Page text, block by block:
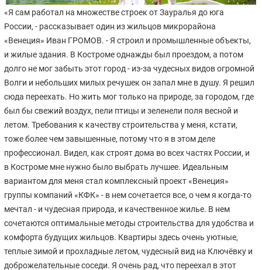
«Я сам работал на множестве строек от Зауралья до юга
России, - рассказывает один из жильцов микрорайона
«Венеция» Иван ГРОМОВ. - Я строил и промышленные объекты,
и жилые здания. В Костроме однажды был проездом, а потом
долго не мог забыть этот город - из-за чудесных видов огромной
Волги и небольших милых речушек он запал мне в душу. Я решил
сюда переехать. Но жить мог только на природе, за городом, где
был бы свежий воздух, пели птицы и зеленели поля весной и
летом. Требования к качеству строительства у меня, кстати,
тоже более чем завышенные, потому что я в этом деле
профессионал. Видел, как строят дома во всех частях России, и
в Костроме мне нужно было выбрать лучшее. Идеальным
вариантом для меня стал комплексный проект «Венеция»
группы компаний «КФК» - в нем сочетается все, о чем я когда-то
мечтал - и чудесная природа, и качественное жилье. В нем
сочетаются оптимальные методы строительства для удобства и
комфорта будущих жильцов. Квартиры здесь очень уютные,
теплые зимой и прохладные летом, чудесный вид на Ключёвку и
доброжелательные соседи. Я очень рад, что переехал в этот